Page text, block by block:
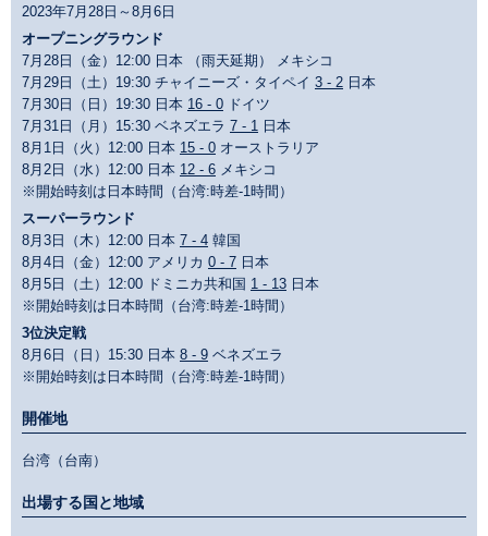
2023年7月28日～8月6日
オープニングラウンド
7月28日（金）12:00 日本 （雨天延期） メキシコ
7月29日（土）19:30 チャイニーズ・タイペイ 3 - 2 日本
7月30日（日）19:30 日本 16 - 0 ドイツ
7月31日（月）15:30 ベネズエラ 7 - 1 日本
8月1日（火）12:00 日本 15 - 0 オーストラリア
8月2日（水）12:00 日本 12 - 6 メキシコ
※開始時刻は日本時間（台湾:時差-1時間）
スーパーラウンド
8月3日（木）12:00 日本 7 - 4 韓国
8月4日（金）12:00 アメリカ 0 - 7 日本
8月5日（土）12:00 ドミニカ共和国 1 - 13 日本
※開始時刻は日本時間（台湾:時差-1時間）
3位決定戦
8月6日（日）15:30 日本 8 - 9 ベネズエラ
※開始時刻は日本時間（台湾:時差-1時間）
開催地
台湾（台南）
出場する国と地域